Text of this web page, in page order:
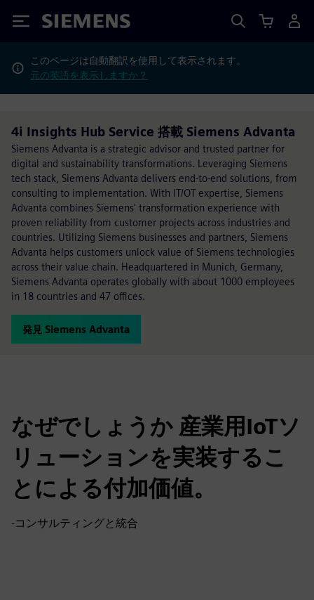
Siemens
このページは自動翻訳を使用して表示されます。
元の英語を表示しますか？
4i Insights Hub Service 搭載 Siemens Advanta
Siemens Advanta is a strategic advisor and trusted partner for
digital and sustainability transformations. Leveraging Siemens
tech stack, Siemens Advanta delivers end-to-end solutions, from
consulting to implementation. With IT/OT expertise, Siemens
Advanta combines Siemens' transformation experience with
proven reliability from customer projects across industries and
countries. Utilizing Siemens businesses and partners, Siemens
Advanta helps customers unlock value of Siemens technologies
across their value chain. Headquartered in Munich, Germany,
Siemens Advanta operates globally with about 1000 employees
in 18 countries and 47 offices.
発見 Siemens Advanta
なぜでしょうか 産業用IoTソ
リューションを実装するこ
とによる付加価値。
-コンサルティングと統合